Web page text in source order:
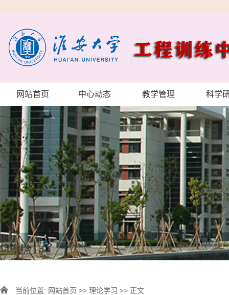
网站首页 中心动态 教学管理 科学
当前位置: 网站首页 >> 理论学习 >> 正文